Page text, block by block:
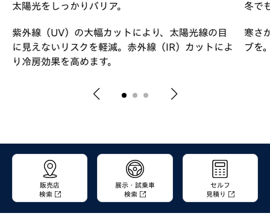
太陽光をしっかりバリア。
紫外線（UV）の大幅カットにより、太陽光線の目
に見えないリスクを軽減。赤外線（IR）カットによ
り冷房効果を高めます。
冬で
寒さ
ブを
販売店
検索
展示・試乗車
検索
セルフ
見積り